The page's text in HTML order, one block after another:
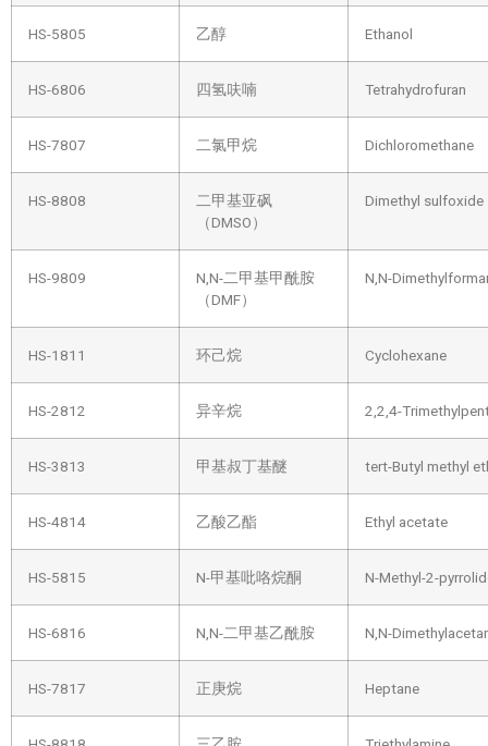
HS-5805 乙醇 Ethanol
HS-6806 四氢呋喃 Tetrahydrofuran
HS-7807 二氯甲烷 Dichloromethane
HS-8808
二甲基亚砜
（DMSO）
Dimethyl sulfoxide
HS-9809
N,N-二甲基甲酰胺
（DMF）
N,N-
HS-1811 环己烷 Cyclohexane
HS-2812 异辛烷 2,2,4-
HS-3813 甲基叔丁基醚 tert-Butyl methyl
HS-4814 乙酸乙酯 Ethyl acetate
HS-5815 N-甲基吡咯烷酮 N-Methyl-2-
HS-6816 N,N-二甲基乙酰胺 N,N-
HS-7817 正庚烷 Heptane